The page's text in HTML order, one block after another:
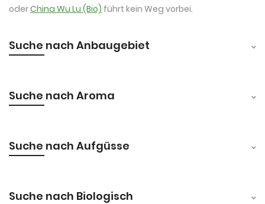
oderChina Wu Lu (Bio) führt kein Weg vorbei.
Suche nach Anbaugebiet
Suche nach Aroma
Suche nach Aufgüsse
Suche nach Biologisch